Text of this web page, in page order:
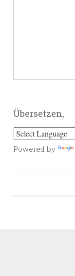
Übersetzen,
Powered by